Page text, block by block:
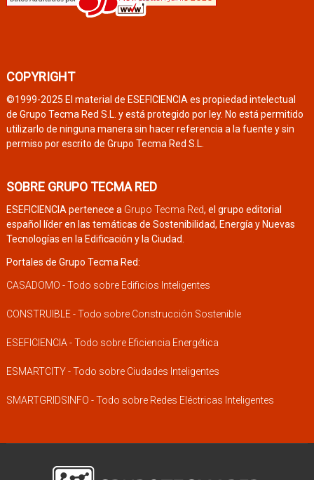
COPYRIGHT
©1999-2025 El material de ESEFICIENCIA es propiedad intelectual
de Grupo Tecma Red S.L. y está protegido por ley. No está permitido
utilizarlo de ninguna manera sin hacer referencia a la fuente y sin
permiso por escrito de Grupo Tecma Red S.L.
SOBRE GRUPO TECMA RED
ESEFICIENCIA pertenece a Grupo Tecma Red, el grupo editorial
español líder en las temáticas de Sostenibilidad, Energía y Nuevas
Tecnologías en la Edificación y la Ciudad.
Portales de Grupo Tecma Red:
CASADOMO - Todo sobre Edificios Inteligentes
CONSTRUIBLE - Todo sobre Construcción Sostenible
ESEFICIENCIA - Todo sobre Eficiencia Energética
ESMARTCITY - Todo sobre Ciudades Inteligentes
SMARTGRIDSINFO - Todo sobre Redes Eléctricas Inteligentes